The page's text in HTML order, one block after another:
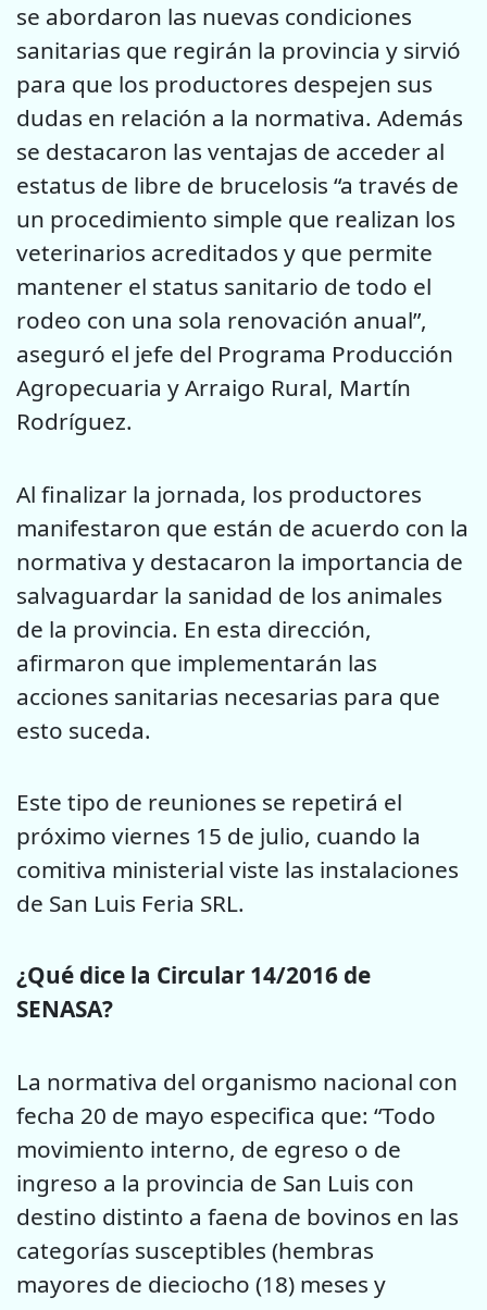
se abordaron las nuevas condiciones
sanitarias que regirán la provincia y sirvió
para que los productores despejen sus
dudas en relación a la normativa. Además
se destacaron las ventajas de acceder al
estatus de libre de brucelosis “a través de
un procedimiento simple que realizan los
veterinarios acreditados y que permite
mantener el status sanitario de todo el
rodeo con una sola renovación anual”,
aseguró el jefe del Programa Producción
Agropecuaria y Arraigo Rural, Martín
Rodríguez.
Al finalizar la jornada, los productores
manifestaron que están de acuerdo con la
normativa y destacaron la importancia de
salvaguardar la sanidad de los animales
de la provincia. En esta dirección,
afirmaron que implementarán las
acciones sanitarias necesarias para que
esto suceda.
Este tipo de reuniones se repetirá el
próximo viernes 15 de julio, cuando la
comitiva ministerial viste las instalaciones
de San Luis Feria SRL.
¿Qué dice la Circular 14/2016 de
SENASA?
La normativa del organismo nacional con
fecha 20 de mayo especifica que: “Todo
movimiento interno, de egreso o de
ingreso a la provincia de San Luis con
destino distinto a faena de bovinos en las
categorías susceptibles (hembras
mayores de dieciocho (18) meses y